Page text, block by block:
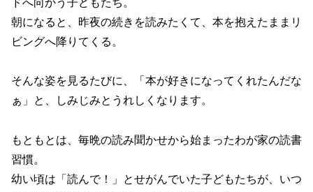
朝になると、昨夜の続きを読みたくて、本を抱えたままリ
ビングへ降りてくる。
そんな姿を見るたびに、「本が好きになってくれたんだな
ぁ」と、しみじみとうれしくなります。
もともとは、毎晩の読み聞かせから始まったわが家の読書
習慣。
幼い頃は「読んで！」とせがんでいた子どもたちが、いつ